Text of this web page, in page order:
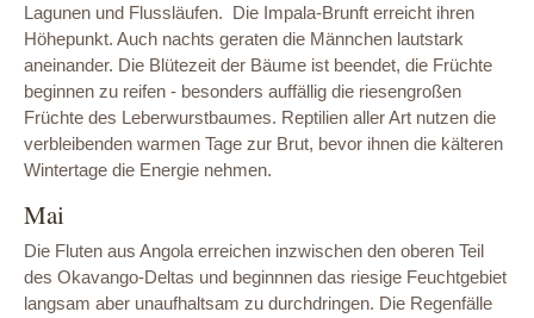
Lagunen und Flussläufen. Die Impala-Brunft erreicht ihren
Höhepunkt. Auch nachts geraten die Männchen lautstark
aneinander. Die Blütezeit der Bäume ist beendet, die Früchte
beginnen zu reifen - besonders auffällig die riesengroßen
Früchte des Leberwurstbaumes. Reptilien aller Art nutzen die
verbleibenden warmen Tage zur Brut, bevor ihnen die kälteren
Wintertage die Energie nehmen.
Mai
Die Fluten aus Angola erreichen inzwischen den oberen Teil
des Okavango-Deltas und beginnnen das riesige Feuchtgebiet
langsam aber unaufhaltsam zu durchdringen. Die Regenfälle